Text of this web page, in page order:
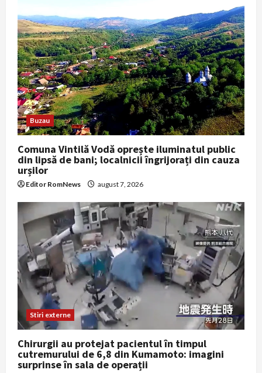
Buzau
Comuna Vintilă Vodă oprește iluminatul public
din lipsă de bani; localnicii îngrijorați din cauza
urșilor
Editor RomNews august 7, 2026
Stiri externe
Chirurgii au protejat pacientul în timpul
cutremurului de 6,8 din Kumamoto: imagini
surprinse în sala de operații